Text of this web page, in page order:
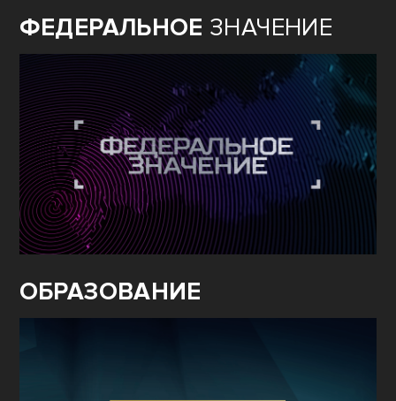
ФЕДЕРАЛЬНОЕ ЗНАЧЕНИЕ
ОБРАЗОВАНИЕ